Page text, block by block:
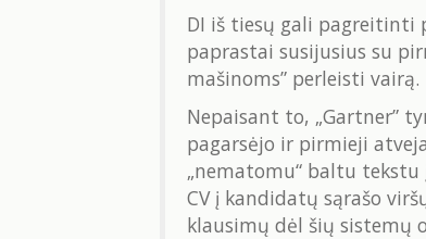
DI iš tiesų gali pagreitinti
paprastai susijusius su
mašinoms” perleisti vairą.
Nepaisant to, „Gartner”
pagarsėjo ir pirmieji
„nematomu“ baltu
CV į kandidatų sąrašo
klausimų dėl šių sistemų